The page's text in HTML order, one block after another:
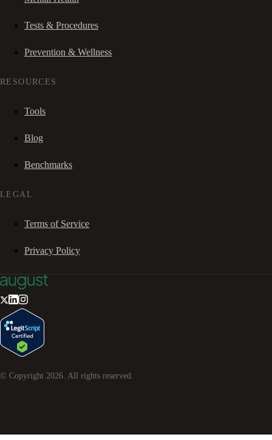
Tests & Procedures
Prevention & Wellness
RESOURCES
Tools
Blog
Benchmarks
LEGAL
Terms of Service
Privacy Policy
© Copyright 2026. All rights reserved.